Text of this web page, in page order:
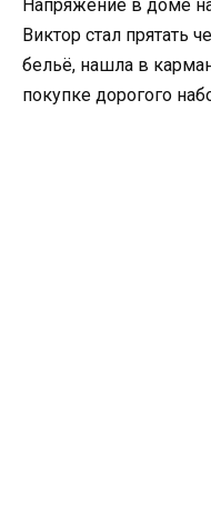
Напряжение в доме
Виктор стал прятать
бельё, нашла в
покупке дорогого